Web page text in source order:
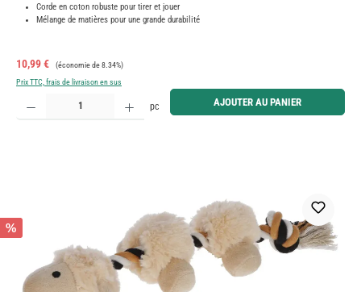
Corde en coton robuste pour tirer et jouer
Mélange de matières pour une grande durabilité
Prix de vente :
10,99 € Prix régulier :
(économie de 8.34%)
Prix TTC, frais de livraison en sus
Quantité de produit : Entrez la quantité souhaitée ou utilisez les boutons pour augmenter ou
pc AJOUTER AU PANIER
%